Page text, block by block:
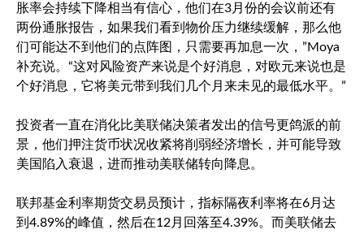
胀率会持续下降相当有信心，他们在3月份的会议前还有
两份通胀报告，如果我们看到物价压力继续缓解，那么他
们可能达不到他们的点阵图，只需要再加息一次，”Moya
补充说。“这对风险资产来说是个好消息，对欧元来说也是
个好消息，它将美元带到我们几个月来未见的最低水平。”
投资者一直在消化比美联储决策者发出的信号更鸽派的前
景，他们押注货币状况收紧将削弱经济增长，并可能导致
美国陷入衰退，进而推动美联储转向降息。
联邦基金利率期货交易员预计，指标隔夜利率将在6月达
到4.89%的峰值，然后在12月回落至4.39%。而美联储去